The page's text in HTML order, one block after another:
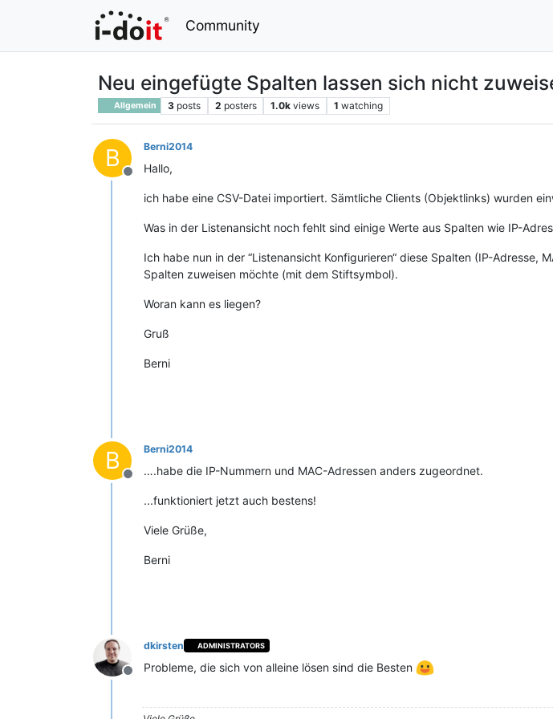
Community
Neu eingefügte Spalten lassen sich nicht
Allgemein 3 posts 2 posters 1.0k views 1 watching
B
Offline
Berni2014
Hallo,
ich habe eine CSV-Datei importiert. Sämtliche Clients (Objektlinks) wurden
Was in der Listenansicht noch fehlt sind einige Werte aus Spalten wie IP-
Ich habe nun in der “Listenansicht Konfigurieren“ diese Spalten (IP-
Spalten zuweisen möchte (mit dem Stiftsymbol).
Woran kann es liegen?
Gruß
Berni
B
Offline
Berni2014
….habe die IP-Nummern und MAC-Adressen anders zugeordnet.
...funktioniert jetzt auch bestens!
Viele Grüße,
Berni
Offline
dkirsten ADMINISTRATORS
Probleme, die sich von alleine lösen sind die Besten